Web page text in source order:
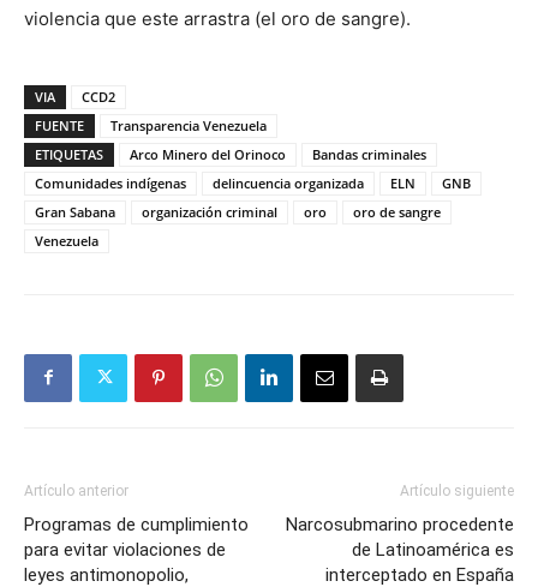
violencia que este arrastra (el oro de sangre).
VIA
CCD2
FUENTE
Transparencia Venezuela
ETIQUETAS
Arco Minero del Orinoco
Bandas criminales
Comunidades indígenas
delincuencia organizada ELN
GNB
Gran Sabana
organización criminal oro
oro de sangre
Venezuela
Artículo anterior
Programas de cumplimiento
para evitar violaciones de
leyes antimonopolio,
Artículo siguiente
Narcosubmarino procedente
de Latinoamérica es
interceptado en España